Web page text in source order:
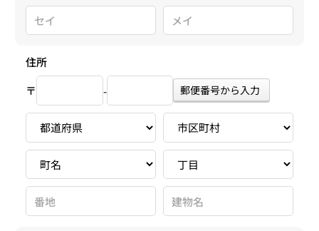
住所
〒
- 郵便番号から入力